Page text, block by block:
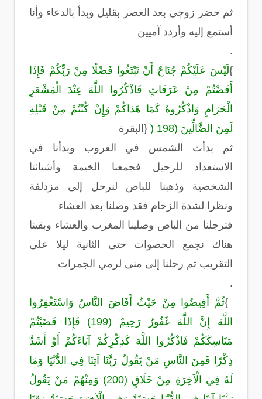
ثم حضر زوجي بعد العصر بقليل وبدأ بالدعاء وأنا
أستمع إليه وأردد آميين
.
{لَيْسَ عَلَيْكُمْ جُنَاحٌ أَنْ تَبْتَغُوا فَضْلًا مِنْ رَبِّكُمْ فَإِذَا
أَفَضْتُمْ مِنْ عَرَفَاتٍ فَاذْكُرُوا اللَّهَ عِنْدَ الْمَشْعَرِ
الْحَرَامِ وَاذْكُرُوهُ كَمَا هَدَاكُمْ وَإِنْ كُنْتُمْ مِنْ قَبْلِهِ
لَمِنَ الضَّالِّينَ (198
)
} البقرة
ثم بدأت الشمس في الغروب وبدأنا في
الاستعداد للرحيل فجمعنا الخيمة وأشيائنا
الشخصية وذهبنا للباص لنرحل إلى مزدلفة
ونظرا لشدة الزحام فقد وصلنا بعد العشاء
فترجلنا من الباص وصلينا المغرب والعشاء وبقينا
هناك نجمع الحصوات حتى الثانية ليلا على
التقريب ثم رحلنا إلى منى لرمي الجمرات
.
{ثُمَّ أَفِيضُوا مِنْ حَيْثُ أَفَاضَ النَّاسُ وَاسْتَغْفِرُوا
اللَّهَ إِنَّ اللَّهَ غَفُورٌ رَحِيمٌ (199) فَإِذَا قَضَيْتُمْ
مَنَاسِكَكُمْ فَاذْكُرُوا اللَّهَ كَذِكْرِكُمْ آبَاءَكُمْ أَوْ أَشَدَّ
ذِكْرًا فَمِنَ النَّاسِ مَنْ يَقُولُ رَبَّنَا آتِنَا فِي الدُّنْيَا وَمَا
لَهُ فِي الْآخِرَةِ مِنْ خَلَاقٍ (200) وَمِنْهُمْ مَنْ يَقُولُ